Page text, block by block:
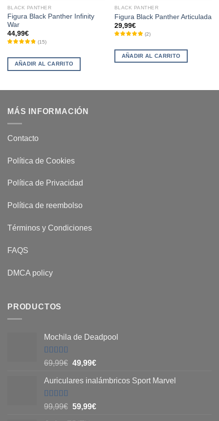
BLACK PANTHER
Figura Black Panther Infinity
War
44,99€
(15)
AÑADIR AL CARRITO
BLACK PANTHER
Figura Black Panther Articulada
29,99€
(2)
AÑADIR AL CARRITO
MÁS INFORMACIÓN
Contacto
Política de Cookies
Política de Privacidad
Política de reembolso
Términos y Condiciones
FAQS
DMCA policy
PRODUCTOS
Mochila de Deadpool
Valorado
con
69,99€ El
original
69,99€.
49,99€El
actual
49,99€.
Auriculares inalámbricos Sport Marvel
Valorado
con
99,99€ El
59,99€El